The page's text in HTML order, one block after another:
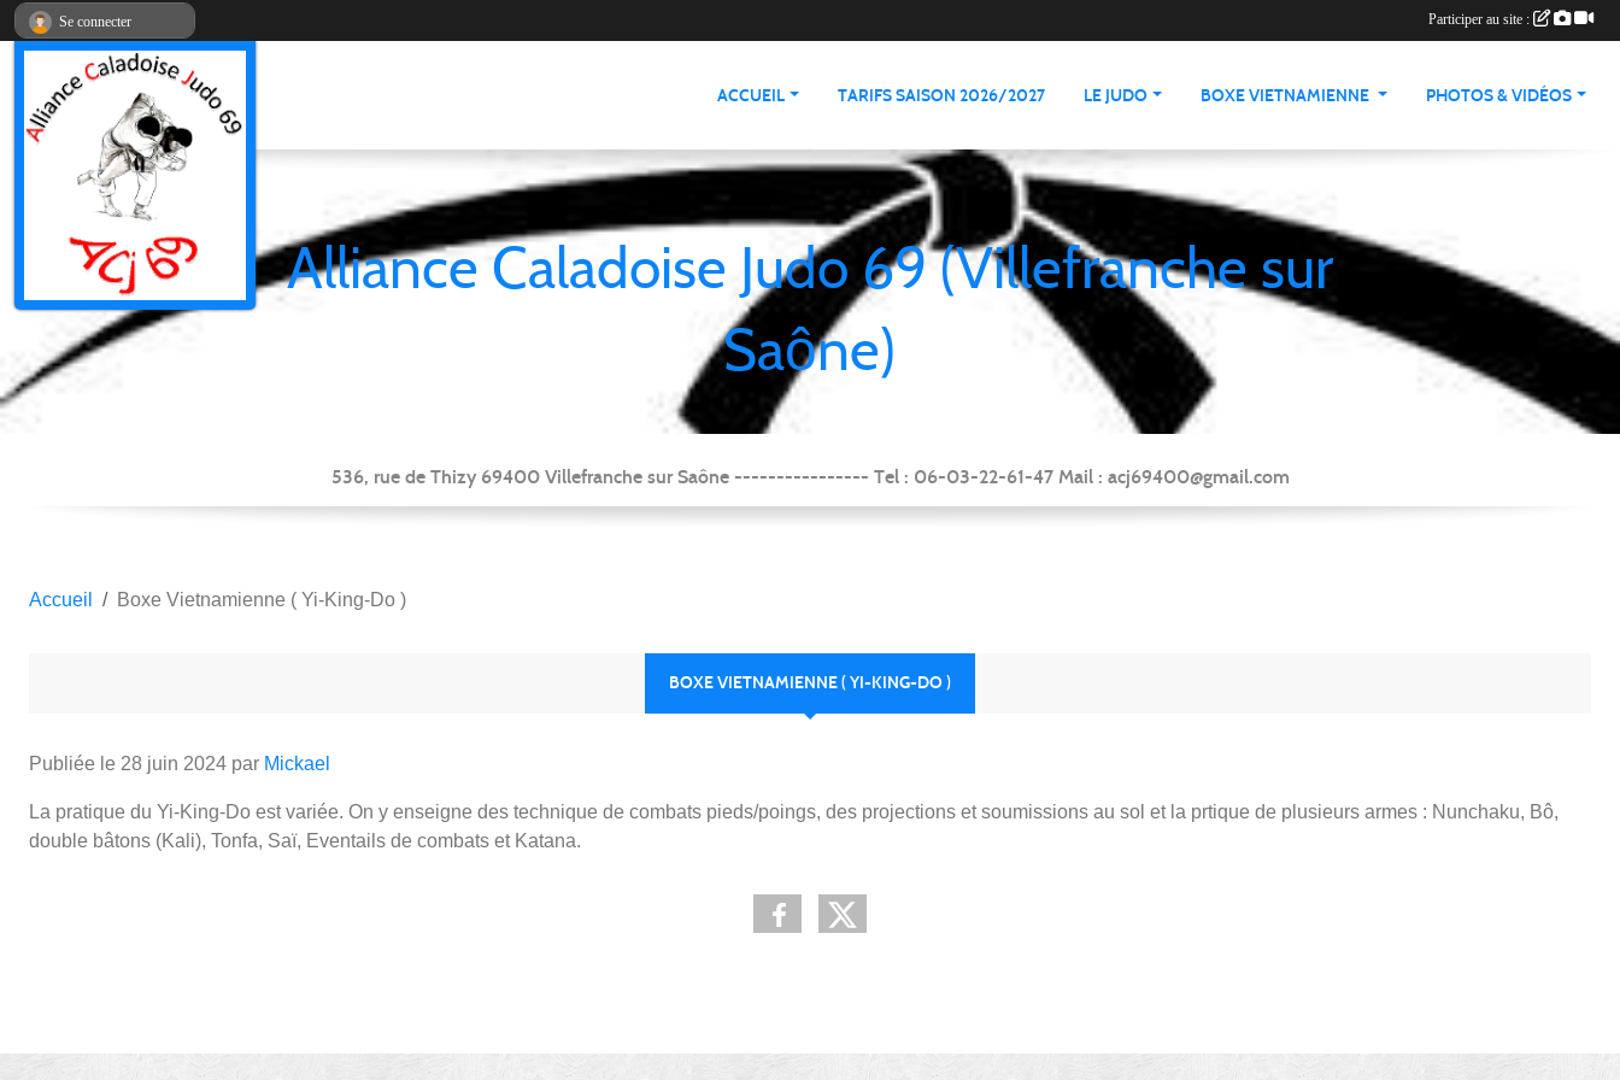
ACCUEIL TARIFS SAISON 2026/2027 LE JUDO BOXE VIETNAMIENNE PHOTOS & VIDÉOS
Alliance Caladoise Judo 69 (Villefranche sur
Saône)
536, rue de Thizy 69400 Villefranche sur Saône ---------------- Tel : 06-03-22-61-47 Mail : acj69400@gmail.com
Accueil Boxe Vietnamienne ( Yi-King-Do )
BOXE VIETNAMIENNE ( YI-KING-DO )
Publiée le 28 juin 2024 par Mickael
La pratique du Yi-King-Do est variée. On y enseigne des technique de combats pieds/poings, des projections et soumissions au sol et la prtique de plusieurs armes : Nunchaku, Bô,
double bâtons (Kali), Tonfa, Saï, Eventails de combats et Katana.
Se connecter Participer au site :
Panneau de gestion des cookies